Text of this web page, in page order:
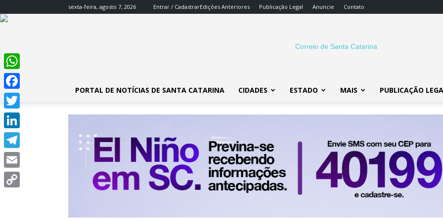
sexta-feira, agosto 7, 2026 Entrar / CadastrarEdições Anteriores Publicação Legal Anuncie Contato
SC
PORTAL DE NOTÍCIAS DE SANTA CATARINA CIDADES ESTADO MAIS PUBLICAÇÃO
WhatsApp
Facebook
Twitter
LinkedIn
Telegram
Email